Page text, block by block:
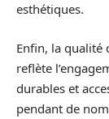
esthétiques.
Enfin, la qualité
reflète
durables et
pendant de